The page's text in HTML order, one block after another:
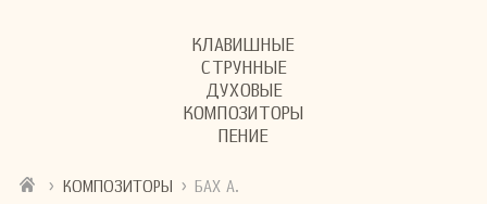
КЛАВИШНЫЕ
СТРУННЫЕ
ДУХОВЫЕ
КОМПОЗИТОРЫ
ПЕНИЕ
› КОМПОЗИТОРЫ › БАХ А.